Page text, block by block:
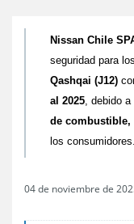
Nissan Chile
seguridad para
Qashqai (J12)
al 2025 , debido a
de combustible,
los consumidores.
04 de noviembre de